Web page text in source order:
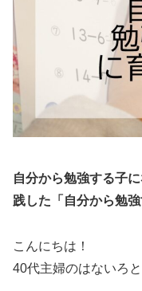
自分から勉強する子
践した「自分から勉
こんにちは！
40代主婦のはないろと